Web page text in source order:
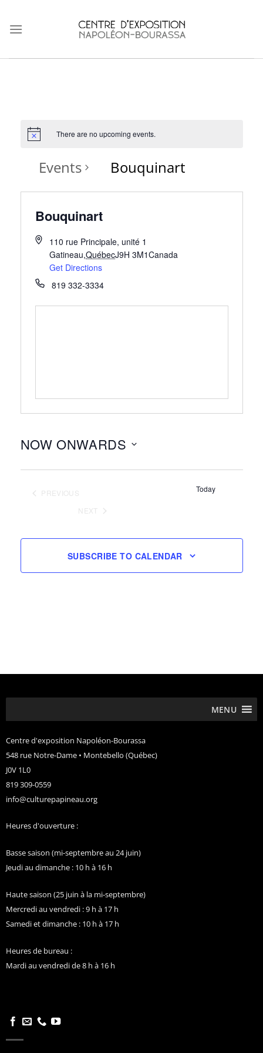
content
There are no upcoming events.
Events Bouquinart
Bouquinart
110 rue Principale, unité 1
Gatineau,QuébecJ9H 3M1Canada
Get Directions
819 332-3334
NOW ONWARDS
PREVIOUS
Today
NEXT
SUBSCRIBE TO CALENDAR
MENU
Centre d'exposition Napoléon-Bourassa
548 rue Notre-Dame • Montebello (Québec)
J0V 1L0
819 309-0559
info@culturepapineau.org
Heures d'ouverture :
Basse saison (mi-septembre au 24 juin)
Jeudi au dimanche : 10 h à 16 h
Haute saison (25 juin à la mi-septembre)
Mercredi au vendredi : 9 h à 17 h
Samedi et dimanche : 10 h à 17 h
Heures de bureau :
Mardi au vendredi de 8 h à 16 h